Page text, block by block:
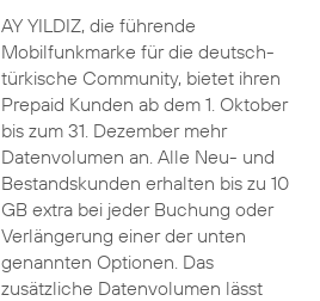
AY YILDIZ, die führende
Mobilfunkmarke für die deutsch-
türkische Community, bietet ihren
Prepaid Kunden ab dem 1. Oktober
bis zum 31. Dezember mehr
Datenvolumen an. Alle Neu- und
Bestandskunden erhalten bis zu 10
GB extra bei jeder Buchung oder
Verlängerung einer der unten
genannten Optionen. Das
zusätzliche Datenvolumen lässt